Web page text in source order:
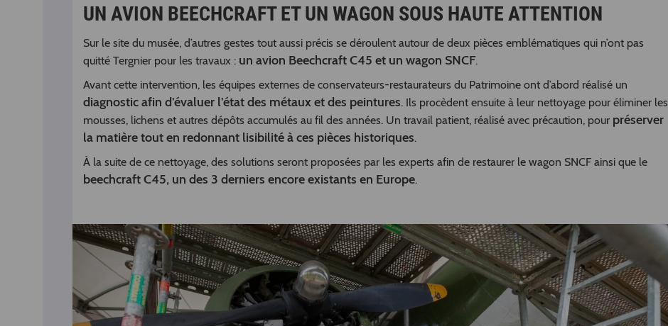
UN AVION BEECHCRAFT ET UN WAGON SOUS HAUTE ATTENTION
Sur le site du musée, d’autres gestes tout aussi précis se déroulent autour de deux pièces emblématiques qui n’ont pas
quitté Tergnier pour les travaux : un avion Beechcraft C45 et un wagon SNCF.
Avant cette intervention, les équipes externes de conservateurs-restaurateurs du Patrimoine ont d’abord réalisé un
diagnostic afin d’évaluer l’état des métaux et des peintures. Ils procèdent ensuite à leur nettoyage pour éliminer les
mousses, lichens et autres dépôts accumulés au fil des années. Un travail patient, réalisé avec précaution, pour préserver
la matière tout en redonnant lisibilité à ces pièces historiques.
À la suite de ce nettoyage, des solutions seront proposées par les experts afin de restaurer le wagon SNCF ainsi que le
beechcraft C45, un des 3 derniers encore existants en Europe.